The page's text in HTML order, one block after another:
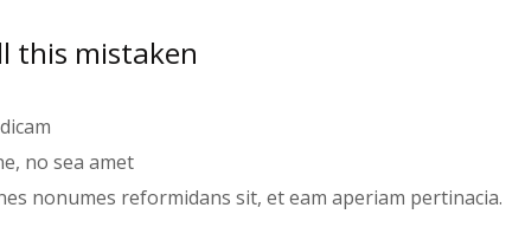
this mistaken
no sea amet
nonumes reformidans sit, et eam aperiam pertinacia.